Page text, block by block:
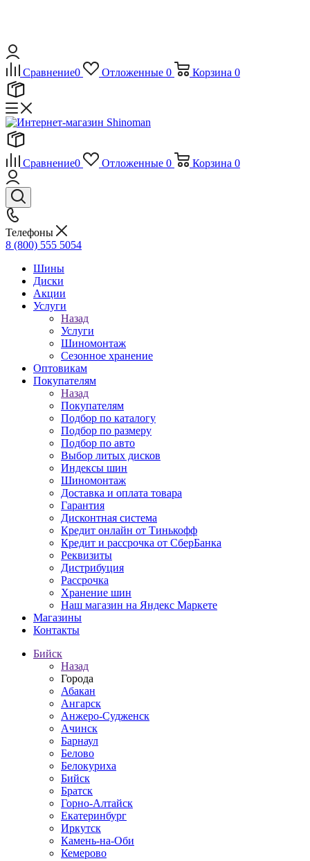
Сравнение0 Отложенные 0 Корзина 0
Сравнение0 Отложенные 0 Корзина 0
Телефоны
8 (800) 555 5054
Шины
Диски
Акции
Услуги
Назад
Услуги
Шиномонтаж
Сезонное хранение
Оптовикам
Покупателям
Назад
Покупателям
Подбор по каталогу
Подбор по размеру
Подбор по авто
Выбор литых дисков
Индексы шин
Шиномонтаж
Доставка и оплата товара
Гарантия
Дисконтная система
Кредит онлайн от Тинькофф
Кредит и рассрочка от СберБанка
Реквизиты
Дистрибуция
Рассрочка
Хранение шин
Наш магазин на Яндекс Маркете
Магазины
Контакты
Бийск
Назад
Города
Абакан
Ангарск
Анжеро-Судженск
Ачинск
Барнаул
Белово
Белокуриха
Бийск
Братск
Горно-Алтайск
Екатеринбург
Иркутск
Камень-на-Оби
Кемерово